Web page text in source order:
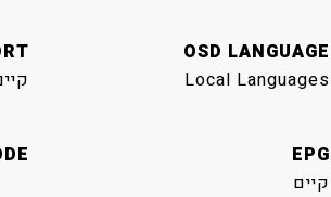
OSD LANGUAGE
Local Languages
EPG
קיים